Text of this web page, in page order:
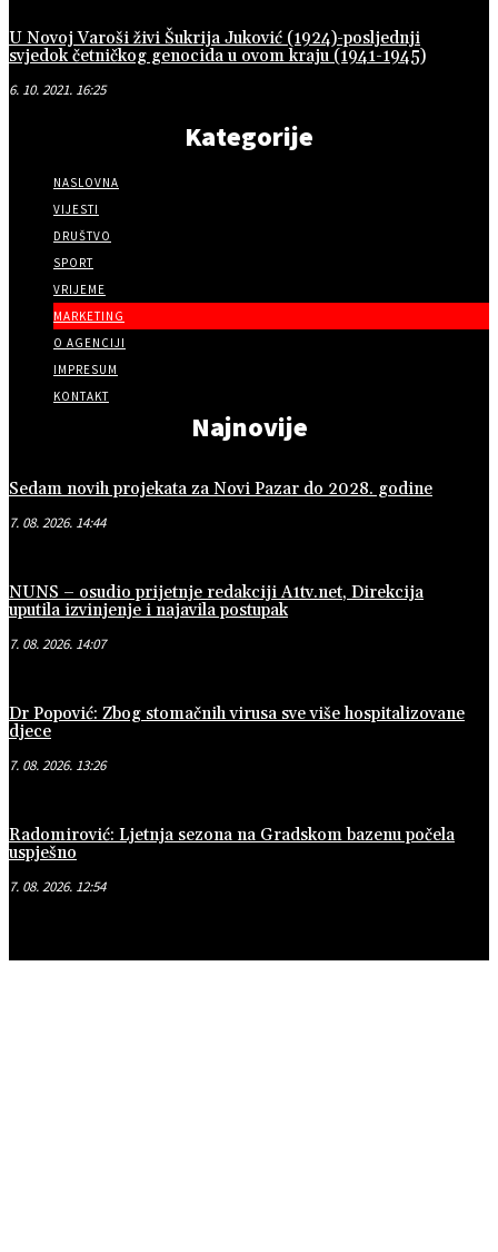
U Novoj Varoši živi Šukrija Juković (1924)-posljednji
svjedok četničkog genocida u ovom kraju (1941-1945)
6. 10. 2021. 16:25
Kategorije
NASLOVNA
VIJESTI
DRUŠTVO
SPORT
VRIJEME
MARKETING
O AGENCIJI
IMPRESUM
KONTAKT
Najnovije
Sedam novih projekata za Novi Pazar do 2028. godine
7. 08. 2026. 14:44
NUNS – osudio prijetnje redakciji A1tv.net, Direkcija
uputila izvinjenje i najavila postupak
7. 08. 2026. 14:07
Dr Popović: Zbog stomačnih virusa sve više hospitalizovane
djece
7. 08. 2026. 13:26
Radomirović: Ljetnja sezona na Gradskom bazenu počela
uspješno
7. 08. 2026. 12:54